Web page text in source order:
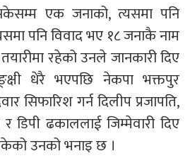
एक जनाको, त्यसमा पनि
पनि विवाद भए १८ जनाकै नाम
रहेको उनले जानकारी दिए
धेरै भएपछि नेकपा भक्तपुर
सिफारिश गर्न दिलीप प्रजापति,
डिपी ढकाललाई जिम्मेवारी दिए
उनको भनाइ छ ।